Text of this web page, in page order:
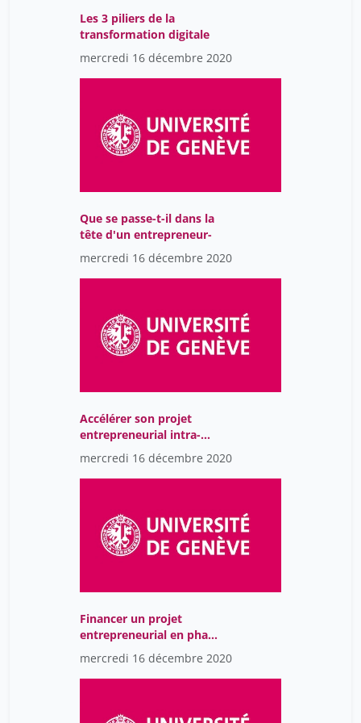
Les 3 piliers de la
transformation digitale
mercredi 16 décembre 2020
Que se passe-t-il dans la
tête d'un entrepreneur-
mercredi 16 décembre 2020
Accélérer son projet
entrepreneurial intra-
muros Présentation des
pré-incubateurs de
l'UNIGE
mercredi 16 décembre 2020
Financer un projet
entrepreneurial en phase
de démarrage
mercredi 16 décembre 2020